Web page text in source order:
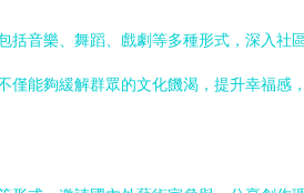
音樂、舞蹈、戲劇等多種形式，深入社
能夠緩解群眾的文化饑渴，提升幸福感